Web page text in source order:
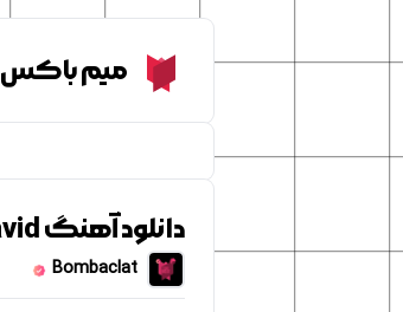
Meme Boxمیم باکس
دانلود آهنگ Gut Genug - kitschrieg ft. Shirin david
Bombaclat